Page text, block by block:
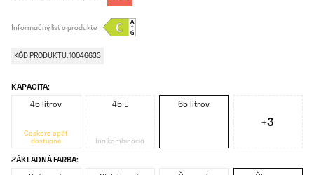
Informačný list o produkte
KÓD PRODUKTU: 10046633
KAPACITA:
45 litrov
Čoskoro opäť
dostupné
45 L
Iná kombinácia
65 litrov
+3
ZÁKLADNÁ FARBA: